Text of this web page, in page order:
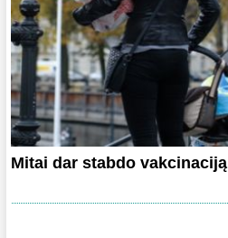
Mitai dar stabdo vakcinaciją